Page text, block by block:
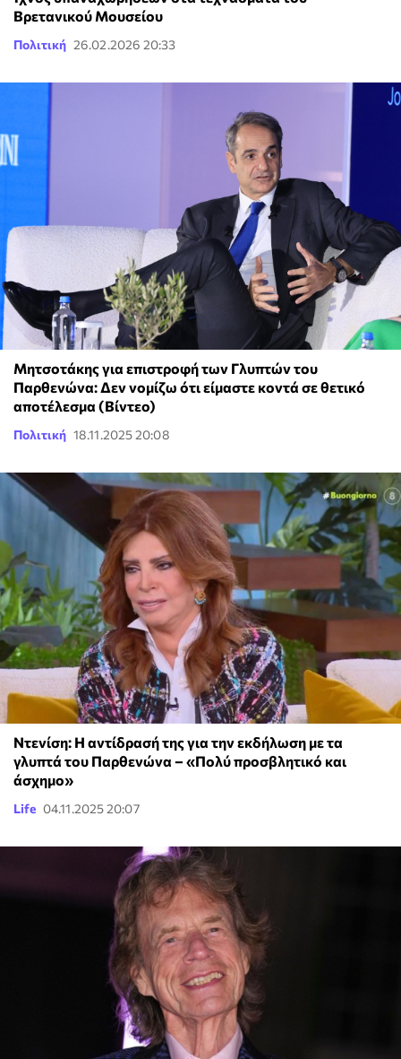
Βρετανικού Μουσείου
Πολιτική 26.02.2026 20:33
Μητσοτάκης για επιστροφή των Γλυπτών του
Παρθενώνα: Δεν νομίζω ότι είμαστε κοντά σε θετικό
αποτέλεσμα (Βίντεο)
Πολιτική 18.11.2025 20:08
Ντενίση: Η αντίδρασή της για την εκδήλωση με τα
γλυπτά του Παρθενώνα – «Πολύ προσβλητικό και
άσχημο»
Life 04.11.2025 20:07